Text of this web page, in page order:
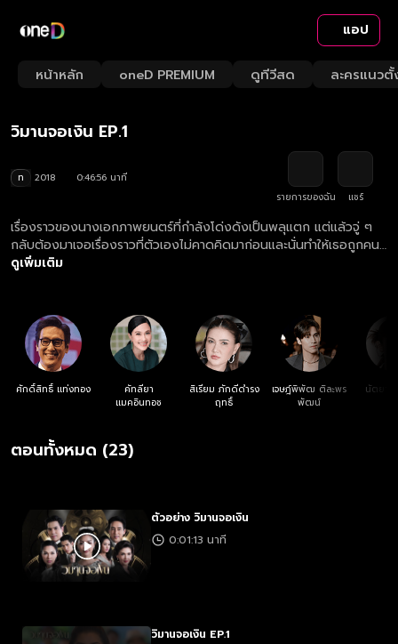
แอป
หน้าหลัก oneD PREMIUM ดูทีวีสด ละครแนวตั้
Loaded:
1.91%
Rate
วิมานจอเงิน EP.1
ท 2018
0:46:56 นาที
รายการของฉัน
แชร์
เรื่องราวของนางเอกภาพยนตร์ที่กำลังโด่งดังเป็นพลุแตก แต่แล้วจู่ ๆ
กลับต้องมาเจอเรื่องราวที่ตัวเองไม่คาดคิดมาก่อนและนั่นทำให้เธอถูกคน
ทั้งวงการตราหน้าว่า นอกใจพระเอกคู่ขวัญ และว่าที่เจ้าบ่าวในชีวิตจริง
ดูเพิ่มเติม
ศักดิ์สิทธิ์ แท่งทอง
คัทลียา
แมคอินทอช
สิเรียม ภักดีดำรง
ฤทธิ์
เจษฎ์พิพัฒ ติละพร
พัฒน์
นัตยา
ตอนทั้งหมด (23)
ตัวอย่าง วิมานจอเงิน
0:01:13 นาที
วิมานจอเงิน EP.1